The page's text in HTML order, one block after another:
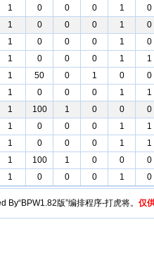
1 0 0 0 1
0
1 0 0 0 1
0
1 0 0 0 1
0
1 0 0 0 1
1
1 50 0 1 0
0
1 0 0 0 1
1
1 100 1 0 0
0
1 0 0 0 1
1
1 0 0 0 1
1
1 100 1 0 0
0
1 0 0 0 1 0
By“BPW1.82版”编排程序-打虎将。 仅